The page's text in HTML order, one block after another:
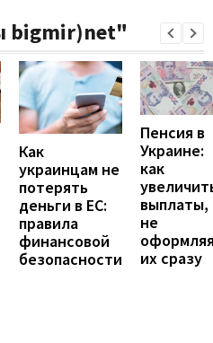
bigmir)net"
Как
украинцам не
потерять
деньги в ЕС:
правила
финансовой
безопасности
Пенсия в
Украине:
как
выплаты,
не
их сразу